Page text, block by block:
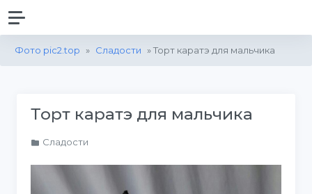
Фото pic2.top » Сладости » Торт каратэ для мальчика
Торт каратэ для мальчика
Сладости